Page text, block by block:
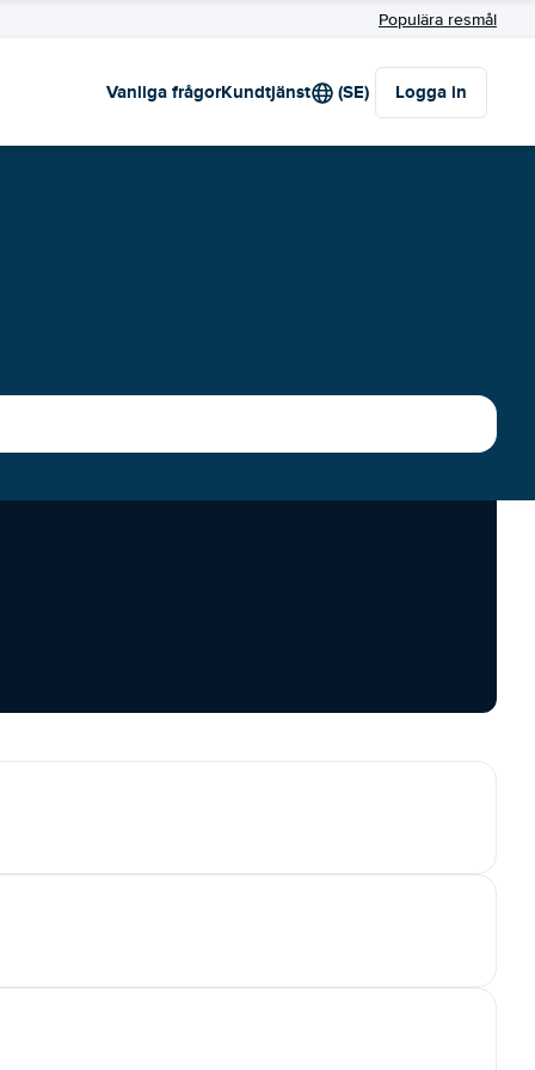
Populära resmål
Vanliga frågorKundtjänst (SE) Logga in